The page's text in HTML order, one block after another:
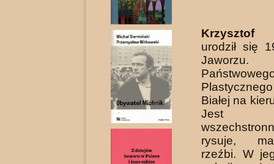
urodził się
Jaworzu.
Białej na
Jest
rysuje,
rzeźbi. W